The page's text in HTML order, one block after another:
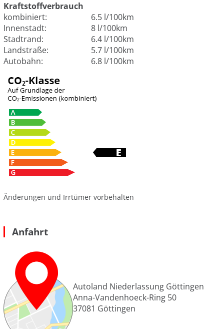
Kraftstoffverbrauch
kombiniert:
6.5 l/100km
Innenstadt:
8 l/100km
Stadtrand:
6.4 l/100km
Landstraße:
5.7 l/100km
Autobahn:
6.8 l/100km
Änderungen und Irrtümer vorbehalten
Anfahrt
Autoland Niederlassung Göttingen
Anna-Vandenhoeck-Ring 50
37081 Göttingen